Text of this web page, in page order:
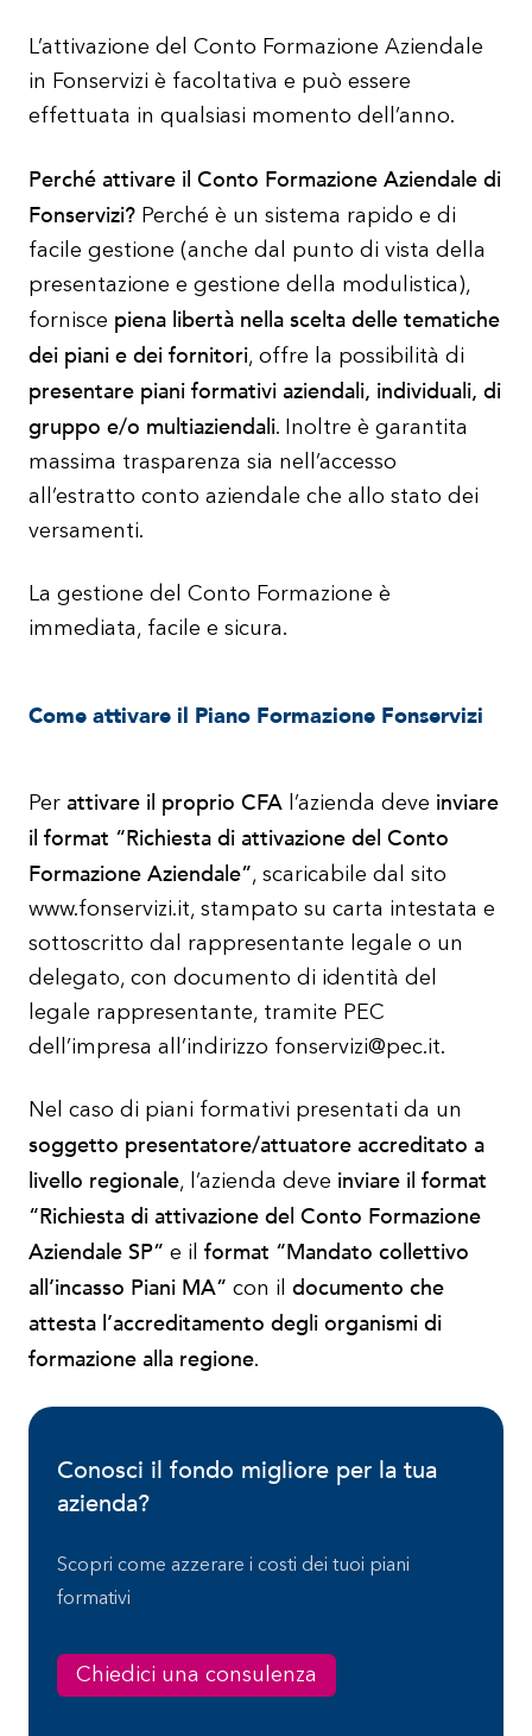
L’attivazione del Conto Formazione Aziendale
in Fonservizi è facoltativa e può essere
effettuata in qualsiasi momento dell’anno.
Perché attivare il Conto Formazione Aziendale di
Fonservizi? Perché è un sistema rapido e di
facile gestione (anche dal punto di vista della
presentazione e gestione della modulistica),
fornisce piena libertà nella scelta delle tematiche
dei piani e dei fornitori, offre la possibilità di
presentare piani formativi aziendali, individuali, di
gruppo e/o multiaziendali. Inoltre è garantita
massima trasparenza sia nell’accesso
all’estratto conto aziendale che allo stato dei
versamenti.
La gestione del Conto Formazione è
immediata, facile e sicura.
Come attivare il Piano Formazione Fonservizi
Per attivare il proprio CFA l’azienda deve inviare
il format “Richiesta di attivazione del Conto
Formazione Aziendale”, scaricabile dal sito
www.fonservizi.it, stampato su carta intestata e
sottoscritto dal rappresentante legale o un
delegato, con documento di identità del
legale rappresentante, tramite PEC
dell’impresa all’indirizzo fonservizi@pec.it.
Nel caso di piani formativi presentati da un
soggetto presentatore/attuatore accreditato a
livello regionale, l’azienda deve inviare il format
“Richiesta di attivazione del Conto Formazione
Aziendale SP” e il format “Mandato collettivo
all’incasso Piani MA” con il documento che
attesta l’accreditamento degli organismi di
formazione alla regione.
Conosci il fondo migliore per la tua
azienda?
Scopri come azzerare i costi dei tuoi piani
formativi
Chiedici una consulenza